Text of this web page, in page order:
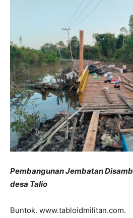
Pembangunan Jembatan
desa Talio
Buntok.